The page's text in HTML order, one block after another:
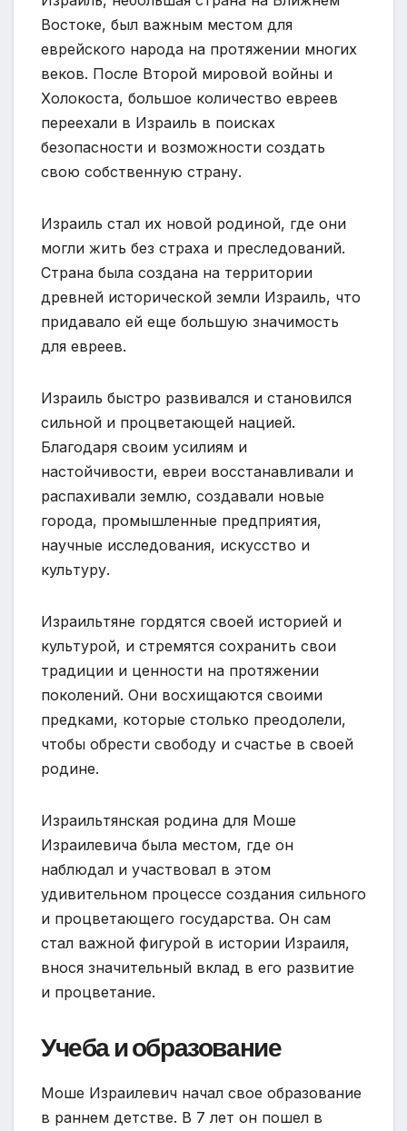
Востоке, был важным местом для
еврейского народа на протяжении многих
веков. После Второй мировой войны и
Холокоста, большое количество евреев
переехали в Израиль в поисках
безопасности и возможности создать
свою собственную страну.
Израиль стал их новой родиной, где они
могли жить без страха и преследований.
Страна была создана на территории
древней исторической земли Израиль, что
придавало ей еще большую значимость
для евреев.
Израиль быстро развивался и становился
сильной и процветающей нацией.
Благодаря своим усилиям и
настойчивости, евреи восстанавливали и
распахивали землю, создавали новые
города, промышленные предприятия,
научные исследования, искусство и
культуру.
Израильтяне гордятся своей историей и
культурой, и стремятся сохранить свои
традиции и ценности на протяжении
поколений. Они восхищаются своими
предками, которые столько преодолели,
чтобы обрести свободу и счастье в своей
родине.
Израильтянская родина для Моше
Израилевича была местом, где он
наблюдал и участвовал в этом
удивительном процессе создания сильного
и процветающего государства. Он сам
стал важной фигурой в истории Израиля,
внося значительный вклад в его развитие
и процветание.
Учеба и образование
Моше Израилевич начал свое образование
в раннем детстве. В 7 лет он пошел в